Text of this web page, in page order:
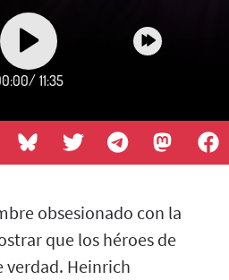
/ 11:35
obsesionado con la
que los héroes de
verdad. Heinrich